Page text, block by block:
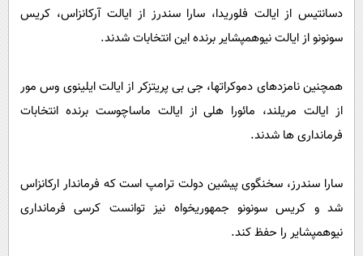
دسانتیس از ایالت فلوریدا، سارا سندرز از ایالت آرکانزاس، کریس
سونونو از ایالت نیوهمپشایر برنده این انتخابات شدند.
همچنین نامزدهای دموکراتها، جی بی پریتزکر از ایالت ایلینوی وس مور
از ایالت مریلند، مائورا هلی از ایالت ماساچوست برنده انتخابات
فرمانداری ها شدند.
سارا سندرز، سخنگوی پیشین دولت ترامپ است که فرماندار ارکانزاس
شد و کریس سونونو جمهوریخواه نیز توانست کرسی فرمانداری
نیوهمپشایر را حفظ کند.